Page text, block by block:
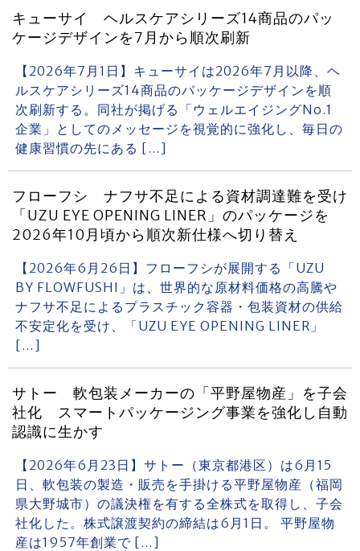
キューサイ ヘルスケアシリーズ14商品のパッ
ケージデザインを7月から順次刷新
【2026年7月1日】キューサイは2026年7月以降、ヘ
ルスケアシリーズ14商品のパッケージデザインを順
次刷新する。同社が掲げる「ウェルエイジングNo.1
企業」としてのメッセージを視覚的に強化し、毎日の
健康習慣の先にある […]
フローフシ ナフサ不足による資材調達難を受け
「UZU EYE OPENING LINER」のパッケージを
2026年10月頃から順次新仕様へ切り替え
【2026年6月26日】フローフシが展開する「UZU
BY FLOWFUSHI」は、世界的な原材料価格の高騰や
ナフサ不足によるプラスチック容器・包装資材の供給
不安定化を受け、「UZU EYE OPENING LINER」
[…]
サトー 軟包装メーカーの「平野屋物産」を子会
社化 スマートパッケージング事業を強化し自動
認識に生かす
【2026年6月23日】サトー（東京都港区）は6月15
日、軟包装の製造・販売を手掛ける平野屋物産（福岡
県大野城市）の議決権を有する全株式を取得し、子会
社化した。株式譲渡契約の締結は6月1日。 平野屋物
産は1957年創業で […]